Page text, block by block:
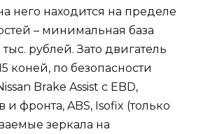
него находится на пределе
– минимальная база
рублей. Зато двигатель
коней, по безопасности
Brake Assist с EBD,
фронта, ABS, Isofix (только
зеркала на